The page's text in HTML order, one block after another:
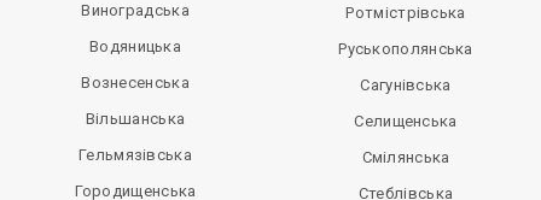
Виноградська
Водяницька
Вознесенська
Вільшанська
Гельмязівська
Городищенська
Ротмістрівська
Руськополянська
Сагунівська
Селищенська
Смілянська
Стеблівська